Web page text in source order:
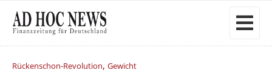
Rückenschon-Revolution, Gewicht